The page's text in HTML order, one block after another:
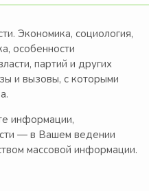
Экономика, социология,
особенности
партий и других
и вызовы, с которыми
информации,
— в Вашем ведении
массовой информации.